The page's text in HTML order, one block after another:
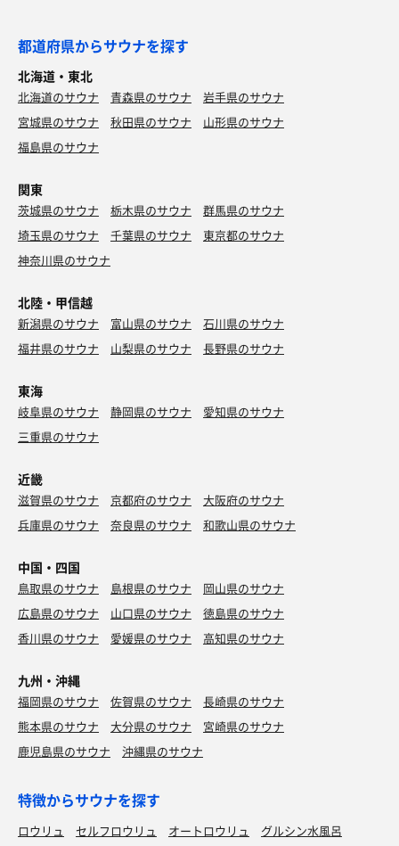
都道府県からサウナを探す
北海道・東北
北海道のサウナ 青森県のサウナ
岩手県のサウナ
宮城県のサウナ
秋田県のサウナ
山形県のサウナ
福島県のサウナ
関東
茨城県のサウナ 栃木県のサウナ
群馬県のサウナ
埼玉県のサウナ
千葉県のサウナ
東京都のサウナ
神奈川県のサウナ
北陸・甲信越
新潟県のサウナ 富山県のサウナ
石川県のサウナ
福井県のサウナ
山梨県のサウナ 長野県のサウナ
東海
岐阜県のサウナ 静岡県のサウナ
愛知県のサウナ
三重県のサウナ
近畿
滋賀県のサウナ 京都府のサウナ
大阪府のサウナ
兵庫県のサウナ
奈良県のサウナ 和歌山県のサウナ
中国・四国
鳥取県のサウナ 島根県のサウナ
岡山県のサウナ
広島県のサウナ
山口県のサウナ
徳島県のサウナ
香川県のサウナ
愛媛県のサウナ 高知県のサウナ
九州・沖縄
福岡県のサウナ 佐賀県のサウナ
長崎県のサウナ
熊本県のサウナ
大分県のサウナ
宮崎県のサウナ
鹿児島県のサウナ
沖縄県のサウナ
特徴からサウナを探す
ロウリュ セルフロウリュ オートロウリュ
グルシン水風呂